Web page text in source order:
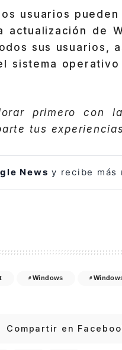
usuarios
actualización de
sus usuarios,
sistema
primero con
tus
News y recibe más
Windows
Compartir en